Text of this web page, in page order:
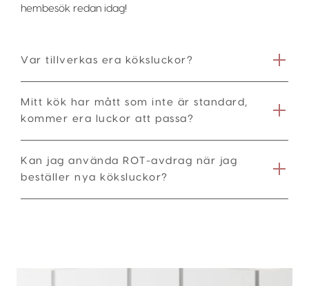
hembesök redan idag!
Var tillverkas era köksluckor?
Mitt kök har mått som inte är standard,
kommer era luckor att passa?
Kan jag använda ROT-avdrag när jag
beställer nya köksluckor?